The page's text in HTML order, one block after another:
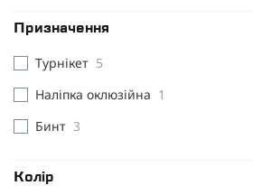
Призначення
Турнікет 5
Наліпка оклюзійна 1
Бинт 3
Колір